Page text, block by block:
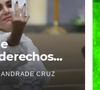
Salvatori
CRUZ